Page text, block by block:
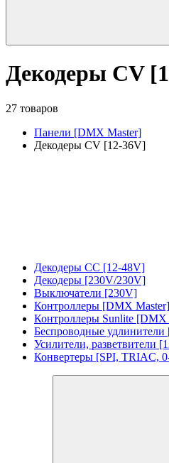
Декодеры CV
27 товаров
Панели [DMX Master]
Декодеры CV [12-36V]
Декодеры CC [12-48V]
Декодеры [230V/230V]
Выключатели [230V]
Контроллеры [DMX Master]
Контроллеры Sunlite [DMX
Беспроводные
Усилители, разветвители
Конвертеры [SPI, TRIAC,